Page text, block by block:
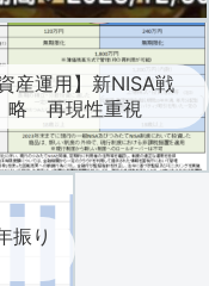
資産運用】新NISA戦
略 再現性重視
振り